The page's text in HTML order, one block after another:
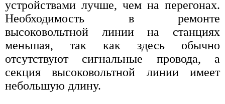
устройствами лучше, чем на перегонах.
Необходимость в ремонте
высоковольтной линии на станциях
меньшая, так как здесь обычно
отсутствуют сигнальные провода, а
секция высоковольтной линии имеет
небольшую длину.